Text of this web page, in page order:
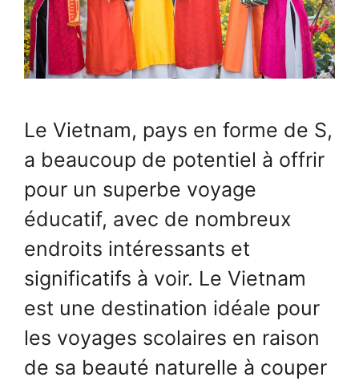
Le Vietnam, pays en forme de S,
a beaucoup de potentiel à offrir
pour un superbe voyage
éducatif, avec de nombreux
endroits intéressants et
significatifs à voir. Le Vietnam
est une destination idéale pour
les voyages scolaires en raison
de sa beauté naturelle à couper